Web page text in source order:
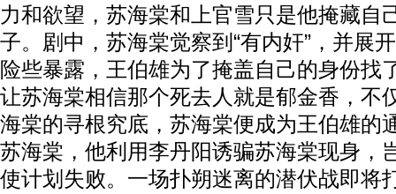
力和欲望，苏海棠和上官雪只是他掩藏自
子。剧中，苏海棠觉察到“有内奸”，并展
险些暴露，王伯雄为了掩盖自己的身份找
让苏海棠相信那个死去人就是郁金香，不
海棠的寻根究底，苏海棠便成为王伯雄的
苏海棠，他利用李丹阳诱骗苏海棠现身，
使计划失败。一场扑朔迷离的潜伏战即将